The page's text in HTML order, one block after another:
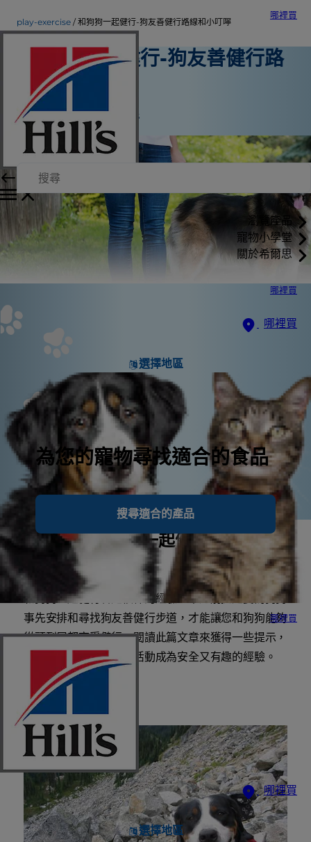
哪裡買
瀏覽產品
寵物小學堂
關於希爾思
哪裡買
哪裡買
選擇地區
為您的寵物尋找適合的食品
搜尋適合的產品
哪裡買
哪裡買
選擇地區
play-exercise 和狗狗一起健行-狗友善健行路線和小叮嚀
和狗狗一起健行-狗友善健行路
線和小叮嚀
玩耍與運動
Jean Marie Bauhaus
25個讓您和狗狗一起健行的友善提
和狗狗一起健行會是很棒的經驗。不過前提是要為狗狗
事先安排和尋找狗友善健行步道，才能讓您和狗狗能夠
從頭到尾都享受健行。閱讀此篇文章來獲得一些提示，
讓您和狗狗的戶外健行活動成為安全又有趣的經驗。
健行出發之前